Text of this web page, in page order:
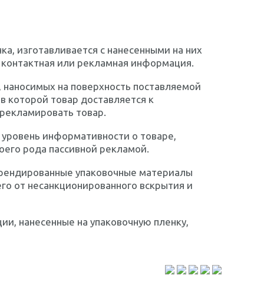
изготавливается с нанесенными на них
или рекламная информация.
на поверхность поставляемой
товар доставляется к
товар.
информативности о товаре,
рода пассивной рекламой.
упаковочные материалы
от несанкционированного вскрытия и
нанесенные на упаковочную пленку,